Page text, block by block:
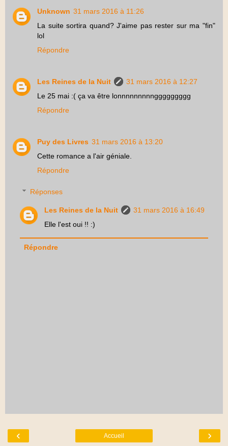
Unknown 31 mars 2016 à 11:26
La suite sortira quand? J'aime pas rester sur ma "fin"
lol
Répondre
Les Reines de la Nuit
31 mars 2016 à 12:27
Le 25 mai :( ça va être lonnnnnnnnnggggggggg
Répondre
Puy des Livres 31 mars 2016 à 13:20
Cette romance a l'air géniale.
Répondre
Réponses
Les Reines de la Nuit
31 mars 2016 à 16:49
Elle l'est oui !! :)
Répondre
‹ ›
Accueil